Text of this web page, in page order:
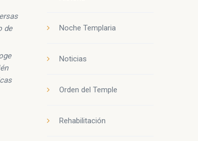
de
Noche Templaria
Noticias
Orden del Temple
Rehabilitación